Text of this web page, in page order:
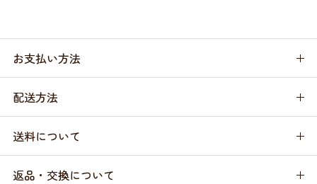
お支払い方法
配送方法
送料について
返品・交換について